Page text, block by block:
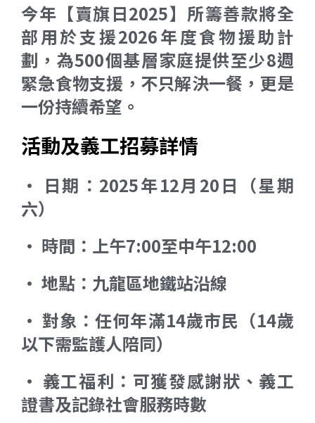
今年【賣旗日2025】所籌善款將全
部用於支援2026年度食物援助計
劃，為500個基層家庭提供至少8週
緊急食物支援，不只解決一餐，更是
一份持續希望。
活動及義工招募詳情
• 日期：2025年12月20日（星期
六）
• 時間：上午7:00至中午12:00
• 地點：九龍區地鐵站沿線
• 對象：任何年滿14歲市民（14歲
以下需監護人陪同）
• 義工福利：可獲發感謝狀、義工
證書及記錄社會服務時數